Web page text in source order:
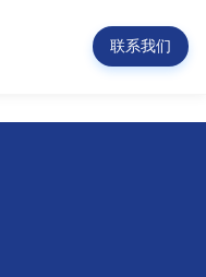
联系我们